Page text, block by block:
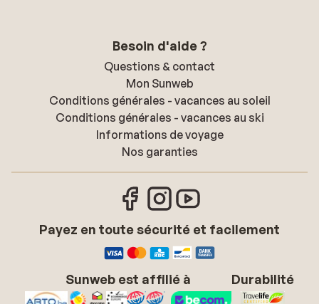
Besoin d'aide ?
Questions & contact
Mon Sunweb
Conditions générales - vacances au soleil
Conditions générales - vacances au ski
Informations de voyage
Nos garanties
Payez en toute sécurité et facilement
Sunweb est affilié à Durabilité